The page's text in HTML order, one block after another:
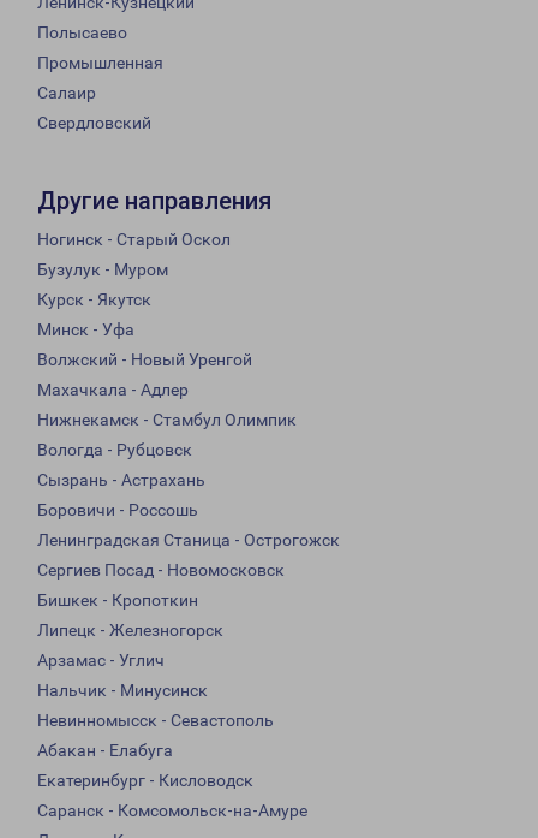
Полысаево
Промышленная
Салаир
Свердловский
Другие направления
Ногинск - Старый Оскол
Бузулук - Муром
Курск - Якутск
Минск - Уфа
Волжский - Новый Уренгой
Махачкала - Адлер
Нижнекамск - Стамбул Олимпик
Вологда - Рубцовск
Сызрань - Астрахань
Боровичи - Россошь
Ленинградская Станица - Острогожск
Сергиев Посад - Новомосковск
Бишкек - Кропоткин
Липецк - Железногорск
Арзамас - Углич
Нальчик - Минусинск
Невинномысск - Севастополь
Абакан - Елабуга
Екатеринбург - Кисловодск
Саранск - Комсомольск-на-Амуре